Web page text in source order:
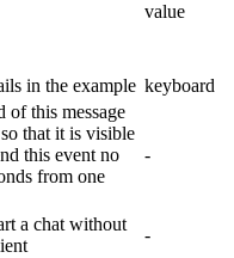
value
in the example keyboard
of this message
that it is visible
this event no
from one
-
a chat without
-